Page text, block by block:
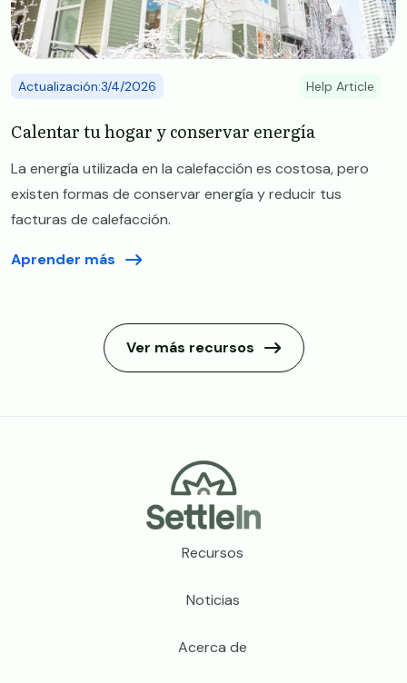
Actualización:3/4/2026 Help Article
Calentar tu hogar y conservar energía
La energía utilizada en la calefacción es costosa, pero
existen formas de conservar energía y reducir tus
facturas de calefacción.
Aprender más
Ver más recursos
Recursos
Noticias
Acerca de